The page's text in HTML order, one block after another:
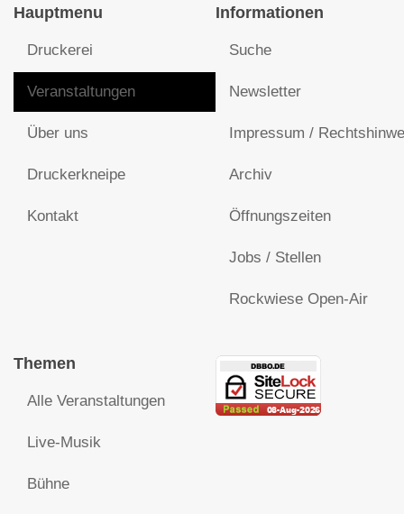
Hauptmenu
Druckerei
Veranstaltungen
Über uns
Druckerkneipe
Kontakt
Informationen
Suche
Newsletter
Impressum /
Archiv
Öffnungszeiten
Jobs / Stellen
Rockwiese Open-Air
Themen
Alle Veranstaltungen
Live-Musik
Bühne